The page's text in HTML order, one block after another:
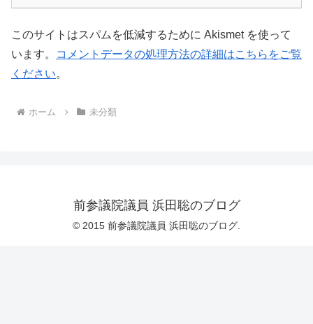
このサイトはスパムを低減するために Akismet を使って
います。
コメントデータの処理方法の詳細はこちらをご覧
ください。
ホーム 未分類
前参議院議員 浜田聡のブログ
© 2015 前参議院議員 浜田聡のブログ.